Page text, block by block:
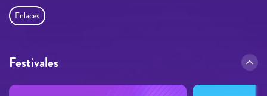
Enlaces
Festivales